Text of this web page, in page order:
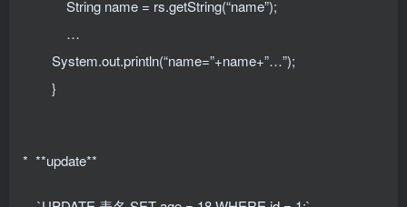
String name = rs.getString(“name”);
…
System.out.println(“name=”+name+”…”);
}
* **update**